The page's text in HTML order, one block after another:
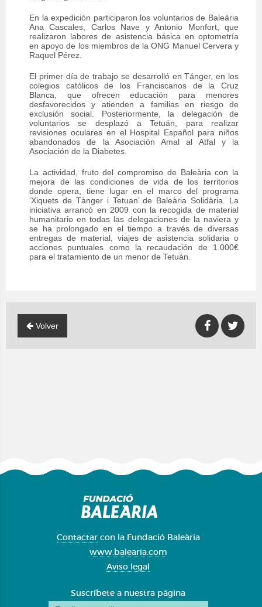
En la expedición participaron los voluntarios de Baleària
Ana Cascales, Carlos Nave y Antonio Monfort, que
realizaron labores de asistencia básica en optometría
en apoyo de los miembros de la ONG Manuel Cervera y
Raquel Pérez.
El primer día de trabajo se desarrolló en Tánger, en los
colegios católicos de los Franciscanos de la Cruz
Blanca, que ofrecen educación para menores
desfavorecidos y atienden a familias en riesgo de
exclusión social. Posteriormente, la delegación de
voluntarios se desplazó a Tetuán, para realizar
revisiones oculares en el Hospital Español para niños
abandonados de la Asociación Amal al Atfal y la
Asociación de la Diabetes.
La actividad, fruto del compromiso de Baleària con la
mejora de las condiciones de vida de los territorios
donde opera, tiene lugar en el marco del programa
‘Xiquets de Tànger i Tetuan’ de Baleària Solidària. La
iniciativa arrancó en 2009 con la recogida de material
humanitario en todas las delegaciones de la naviera y
se ha prolongado en el tiempo a través de diversas
entregas de material, viajes de asistencia solidaria o
acciones puntuales como la recaudación de 1.000€
para el tratamiento de un menor de Tetuán.
Volver
Contactarcon la Fundació Baleària
www.balearia.com
Aviso legal
Suscríbete a nuestra página